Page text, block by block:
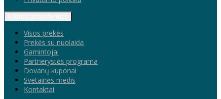
Visos prekės
Prekės su nuolaida
Gamintojai
Partnerystės programa
Dovanų kuponai
Svetainės medis
Kontaktai